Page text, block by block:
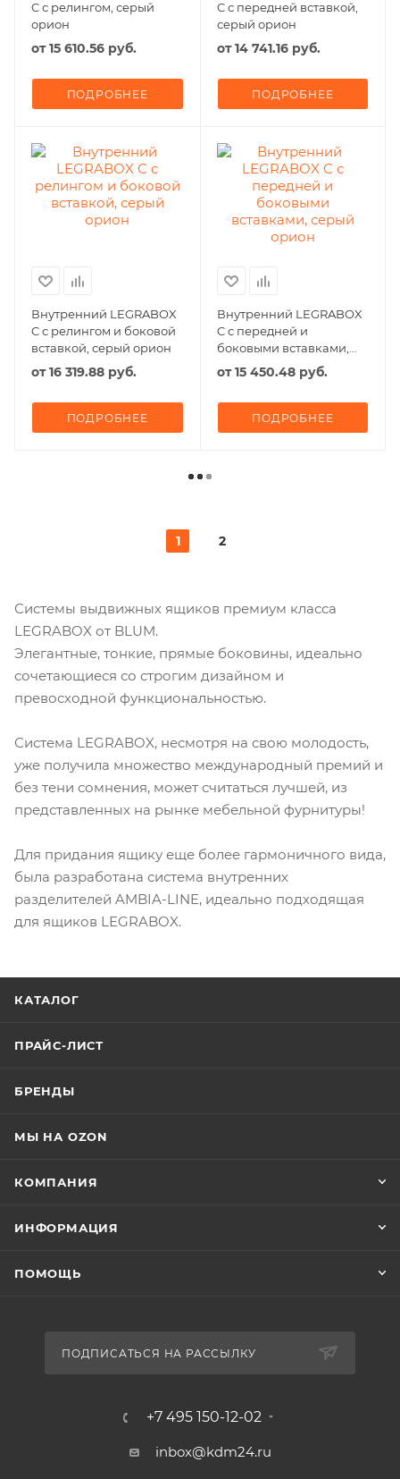
C с релингом, серый
орион
от15 610.56 руб.
ПОДРОБНЕЕ
C с передней вставкой,
серый орион
от14 741.16 руб.
ПОДРОБНЕЕ
Внутренний LEGRABOX
C с релингом и боковой
вставкой, серый орион
от16 319.88 руб.
ПОДРОБНЕЕ
Внутренний LEGRABOX
C с передней и
боковыми вставками,
серый орион
от15 450.48 руб.
ПОДРОБНЕЕ
1 2
Системы выдвижных ящиков премиум класса
LEGRABOX от BLUM.
Элегантные, тонкие, прямые боковины, идеально
сочетающиеся со строгим дизайном и
превосходной функциональностью.
Система LEGRABOX, несмотря на свою молодость,
уже получила множество международный премий и
без тени сомнения, может считаться лучшей, из
представленных на рынке мебельной фурнитуры!
Для придания ящику еще более гармоничного вида,
была разработана система внутренних
разделителей AMBIA-LINE, идеально подходящая
для ящиков LEGRABOX.
КАТАЛОГ
ПРАЙС-ЛИСТ
БРЕНДЫ
МЫ НА OZON
КОМПАНИЯ
ИНФОРМАЦИЯ
ПОМОЩЬ
ПОДПИСАТЬСЯ НА РАССЫЛКУ
+7 495 150-12-02
inbox@kdm24.ru